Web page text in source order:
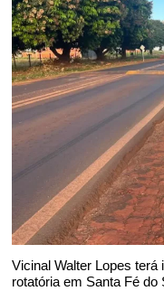
Vicinal Walter Lopes
rotatória em Santa Fé do